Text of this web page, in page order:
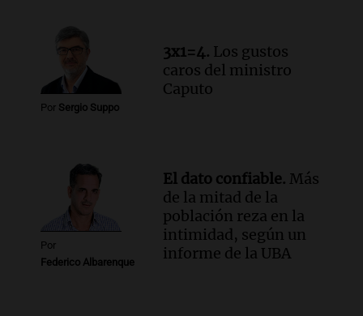
Por Sergio Suppo
3x1=4. Los gustos
caros del ministro
Caputo
Por
Federico Albarenque
El dato confiable. Más
de la mitad de la
población reza en la
intimidad, según un
informe de la UBA